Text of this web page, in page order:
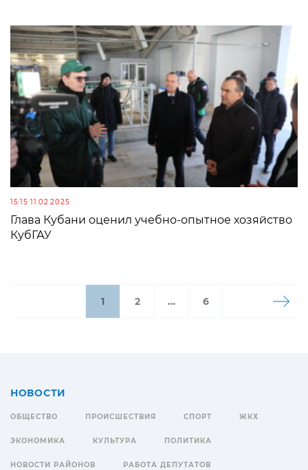
15:15 11.02.2025
Глава Кубани оценил учебно-опытное хозяйство
КубГАУ
1 2 … 6
НОВОСТИ
ОБЩЕСТВО ПРОИСШЕСТВИЯ СПОРТ ЖКХ
ЭКОНОМИКА КУЛЬТУРА ПОЛИТИКА
НОВОСТИ РАЙОНОВ РАБОТА ДЕПУТАТОВ